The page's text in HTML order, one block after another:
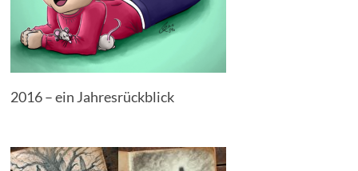
2016 – ein Jahresrückblick